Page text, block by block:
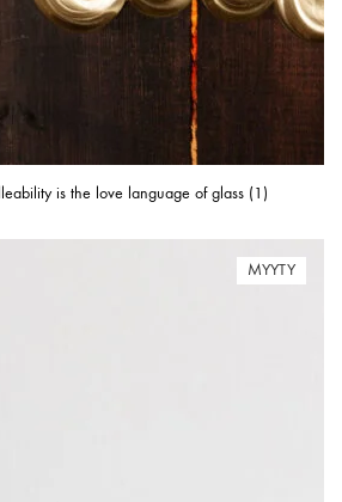
is the love language of glass (1)
MYYTY